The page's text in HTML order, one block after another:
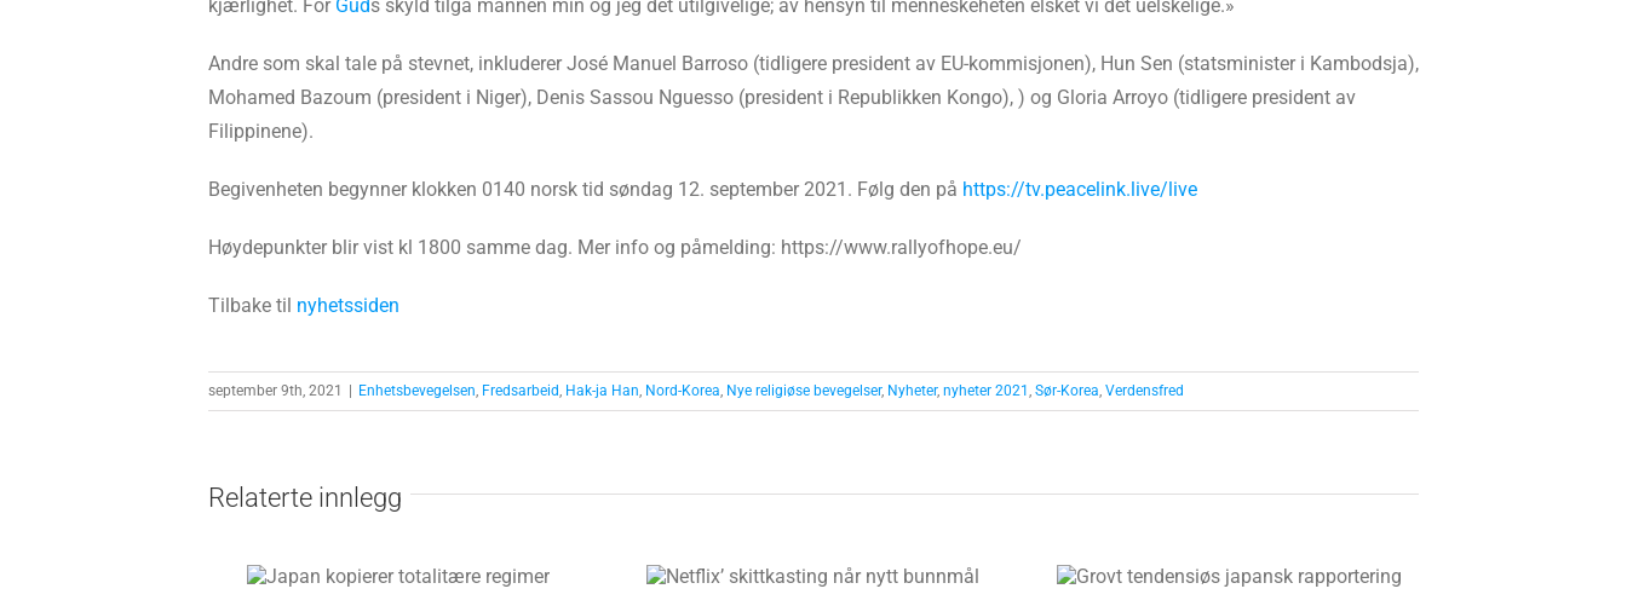
kjærlighet. For Guds skyld tilga mannen min og jeg det utilgivelige; av hensyn til menneskeheten elsket vi det uelskelige.»
Andre som skal tale på stevnet, inkluderer José Manuel Barroso (tidligere president av EU-kommisjonen), Hun Sen (statsminister i Kambodsja),
Mohamed Bazoum (president i Niger), Denis Sassou Nguesso (president i Republikken Kongo), ) og Gloria Arroyo (tidligere president av
Filippinene).
Begivenheten begynner klokken 0140 norsk tid søndag 12. september 2021. Følg den på https://tv.peacelink.live/live
Høydepunkter blir vist kl 1800 samme dag. Mer info og påmelding: https://www.rallyofhope.eu/
Tilbake til nyhetssiden
september 9th, 2021 | Enhetsbevegelsen, Fredsarbeid, Hak-ja Han, Nord-Korea, Nye religiøse bevegelser, Nyheter, nyheter 2021, Sør-Korea, Verdensfred
Relaterte innlegg